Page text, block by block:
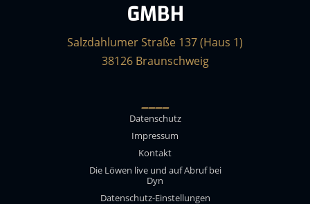
GMBH
Salzdahlumer Straße 137 (Haus 1)
38126 Braunschweig
____
Datenschutz
Impressum
Kontakt
Die Löwen live und auf Abruf bei
Dyn
Datenschutz-Einstellungen